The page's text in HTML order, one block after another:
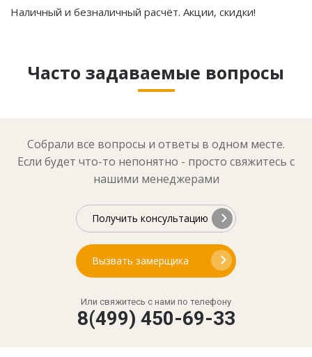
Наличный и безналичный расчёт. Акции, скидки!
Часто задаваемые вопросы
Собрали все вопросы и ответы в одном месте.
Если будет что-то непонятно - просто свяжитесь с
нашими менеджерами
Получить консультацию
Вызвать замерщика
Или свяжитесь с нами по телефону
8(499) 450-69-33